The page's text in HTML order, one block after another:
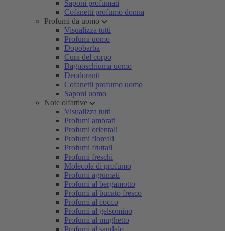
Saponi profumati
Cofanetti profumo donna
Profumi da uomo
Visualizza tutti
Profumi uomo
Dopobarba
Cura del corpo
Bagnoschiuma uomo
Deodoranti
Cofanetti profumo uomo
Saponi uomo
Note olfattive
Visualizza tutti
Profumi ambrati
Profumi orientali
Profumi floreali
Profumi fruttati
Profumi freschi
Molecola di profumo
Profumi agrumati
Profumi al bergamotto
Profumi al bucato fresco
Profumi al cocco
Profumi al gelsomino
Profumi al mughetto
Profumi al sandalo